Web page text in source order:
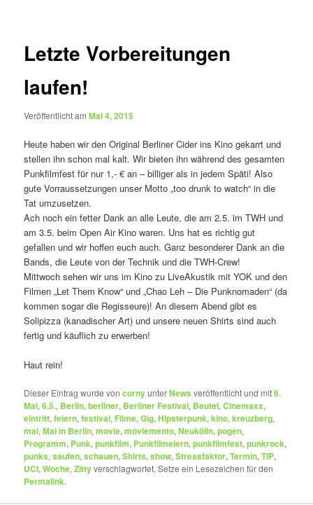
Letzte Vorbereitungen
laufen!
Veröffentlicht amMai 4, 2015
Heute haben wir den Original Berliner Cider ins Kino gekarrt und
stellen ihn schon mal kalt. Wir bieten ihn während des gesamten
Punkfilmfest für nur 1,- € an – billiger als in jedem Späti! Also
gute Vorraussetzungen unser Motto „too drunk to watch“ in die
Tat umzusetzen.
Ach noch ein fetter Dank an alle Leute, die am 2.5. im TWH und
am 3.5. beim Open Air Kino waren. Uns hat es richtig gut
gefallen und wir hoffen euch auch. Ganz besonderer Dank an die
Bands, die Leute von der Technik und die TWH-Crew!
Mittwoch sehen wir uns im Kino zu LiveAkustik mit YOK und den
Filmen „Let Them Know“ und „Chao Leh – Die Punknomaden“ (da
kommen sogar die Regisseure)! An diesem Abend gibt es
Solipizza (kanadischer Art) und unsere neuen Shirts sind auch
fertig und käuflich zu erwerben!
Haut rein!
Dieser Eintrag wurde voncornyunterNews veröffentlicht und mit6.
Mai,6.5., Berlin,berliner, Berliner Festival, Beutel,Cinemaxx,
eintritt,feiern,festival, Filme,Gig,Hipsterpunk,kino,kreuzberg,
mai,Mai in Berlin,movie,moviemento,Neukölln,pogen,
Programm, Punk,punkfilm, Punkfilmeiern,punkfilmfest,punkrock,
punks,saufen,schauen,Shirts,show,Stressfaktor,Termin,TIP,
UCI,Woche,Zittyverschlagwortet. Setze ein Lesezeichen für den
Permalink.